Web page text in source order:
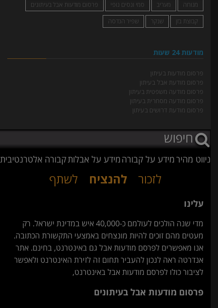
מנוחה
מעריב סמי ונסים נופי
פרסום מודעות אבל בעיתונים
קבוצת בזן
שנקר שפיר הנדסה
מודעות 24 שעות
פרסום מודעות בעיתון
פרסום מודעת אבל בעיתון
פרסום מודעה משפטית בעיתון
פרסום מודעה מסחרית בעיתון
פרסום מודעת דרושים בעיתון
ניווט מהירמידע על קבורהמידע על אבלותקבורה אלטרנטיבית
לזכור להנציח לשתף
עלינו
מדי שנה הולכים לעולמם כ-40,000 איש במדינת ישראל. רק
מעטים מהם זוכים להיות מונצחים באמצעי התקשורת הכתובה.
אנו מאפשרים לפרסם מודעות אבל גם באינטרנט, בחינם. אתר
אנדרטה ראה לנכון להעביר תחום זה לזירת האינטרנט ולאפשר
לציבור כולו לפרסם מודעות אבל באינטרנט,
פרסום מודעות אבל בעיתונים